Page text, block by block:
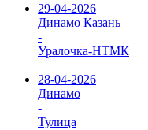
29-04-2026
Динамо Казань
-
Уралочка-НТМК
28-04-2026
Динамо
-
Тулица